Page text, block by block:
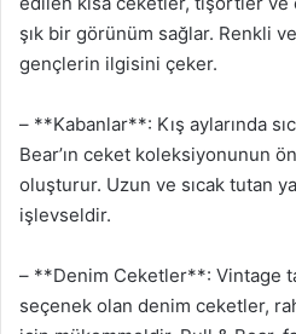
şık bir görünüm sağlar. Renkli
gençlerin ilgisini çeker.
– **Kabanlar**: Kış aylarında
Bear’ın ceket koleksiyonunun
oluşturur. Uzun ve sıcak tutan
işlevseldir.
– **Denim Ceketler**: Vintage
seçenek olan denim ceketler,